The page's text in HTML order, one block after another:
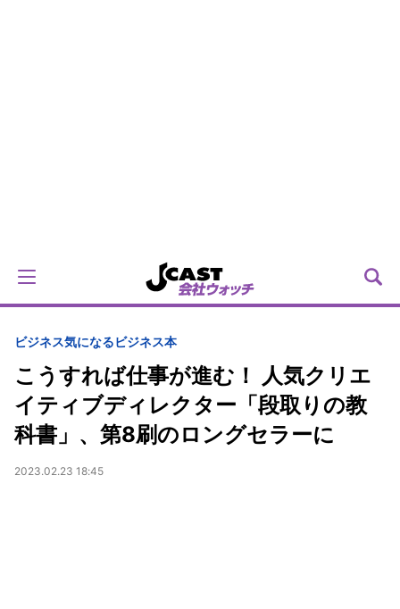
ビジネス気になるビジネス本
こうすれば仕事が進む！ 人気クリエ
イティブディレクター「段取りの教
科書」、第8刷のロングセラーに
2023.02.23 18:45